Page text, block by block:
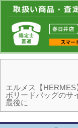
エルメス【
ボリードバッグの
最後に